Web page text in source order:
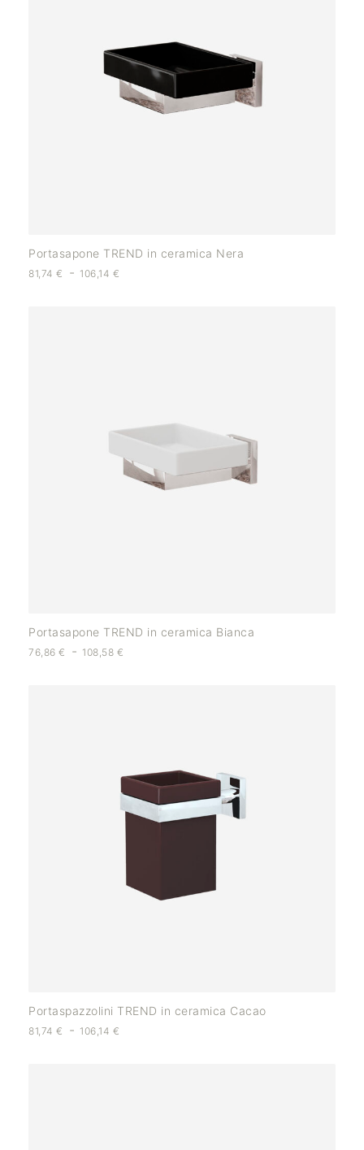
Portasapone TREND in ceramica Nera
81,74 € - 106,14 €
Portasapone TREND in ceramica Bianca
76,86 € - 108,58 €
Portaspazzolini TREND in ceramica Cacao
81,74 € - 106,14 €